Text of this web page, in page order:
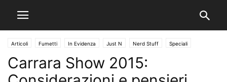
Articoli Fumetti In Evidenza Just N Nerd Stuff Speciali
Carrara Show 2015: